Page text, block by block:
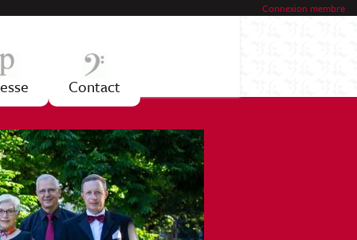
Connexion membre
Contact